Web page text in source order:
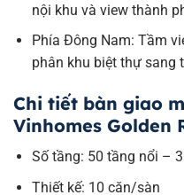
nội khu và view thành
Phía Đông Nam: Tầm
phân khu biệt thự sang
Chi tiết bàn giao
Vinhomes Golden
Số tầng: 50 tầng nổi –
Thiết kế: 10 căn/sàn